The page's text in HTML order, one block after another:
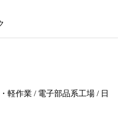
軽作業 / 電子部品系工場 / 日